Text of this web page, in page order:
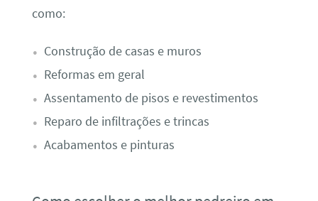
como:
Construção de casas e muros
Reformas em geral
Assentamento de pisos e revestimentos
Reparo de infiltrações e trincas
Acabamentos e pinturas